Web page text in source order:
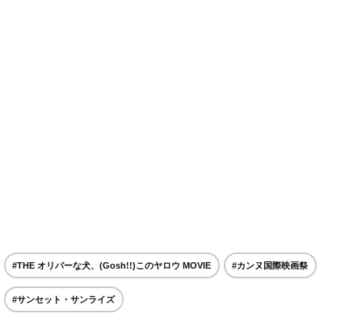
#THE オリバーな犬、(Gosh!!)このヤロウ MOVIE #カンヌ国際映画祭
#サンセット・サンライズ